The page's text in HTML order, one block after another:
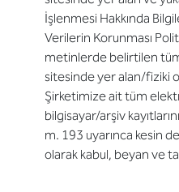
İşlenmesi Hakkında
Verilerin Korunması
metinlerde belirtilen tüm
sitesinde yer alan/fiziki
Şirketimize ait tüm
bilgisayar/arşiv
m. 193 uyarınca kesin
olarak kabul, beyan ve